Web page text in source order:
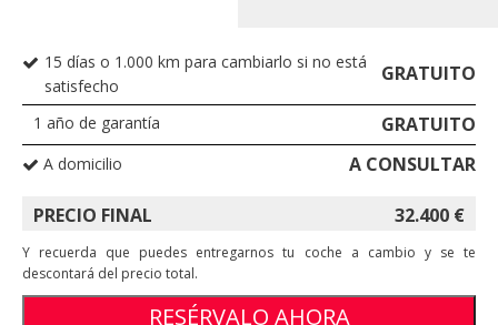
15 días o 1.000 km para cambiarlo si no está
satisfecho
GRATUITO
1 año de garantía GRATUITO
A domicilio A CONSULTAR
PRECIO FINAL 32.400 €
Y recuerda que puedes entregarnos tu coche a cambio y se te
descontará del precio total.
RESÉRVALO AHORA